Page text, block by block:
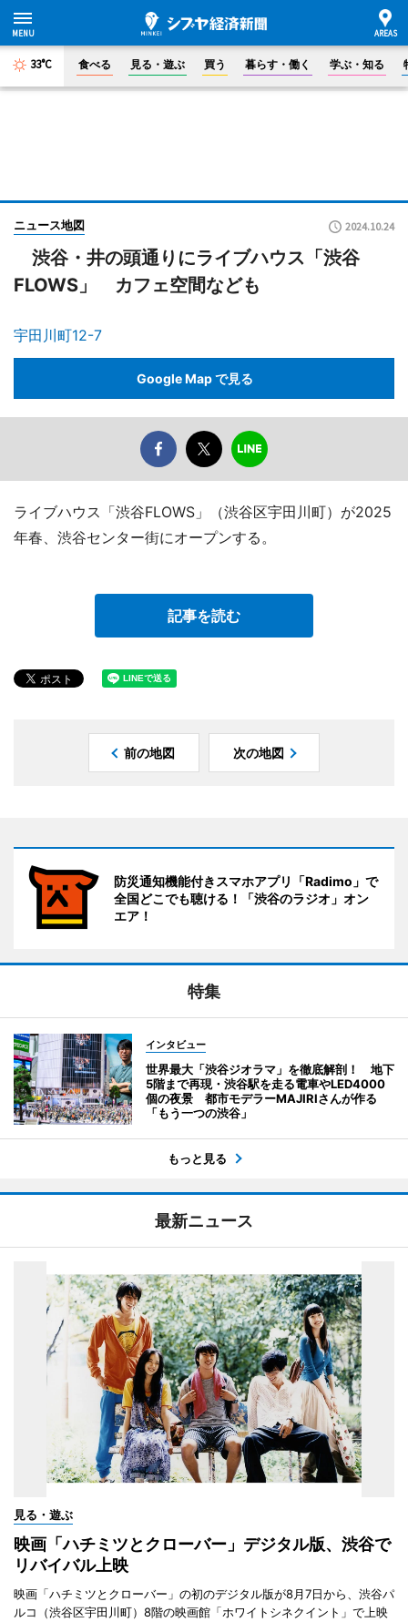
33°C 食べる 見る・遊ぶ 買う 暮らす・働く 学ぶ・知る
ニュース地図 2024.10.24
渋谷・井の頭通りにライブハウス「渋谷
FLOWS」 カフェ空間なども
宇田川町12-7
Google Map で見る
ライブハウス「渋谷FLOWS」（渋谷区宇田川町）が2025
年春、渋谷センター街にオープンする。
記事を読む
前の地図 次の地図
防災通知機能付きスマホアプリ「Radimo」で
全国どこでも聴ける！「渋谷のラジオ」オン
エア！
特集
インタビュー
世界最大「渋谷ジオラマ」を徹底解剖！ 地下
5階まで再現・渋谷駅を走る電車やLED4000
個の夜景 都市モデラーMAJIRIさんが作る
「もう一つの渋谷」
もっと見る
最新ニュース
見る・遊ぶ
映画「ハチミツとクローバー」デジタル版、渋谷で
リバイバル上映
映画「ハチミツとクローバー」の初のデジタル版が8月7日から、渋谷パ
ルコ（渋谷区宇田川町）8階の映画館「ホワイトシネクイント」で上映